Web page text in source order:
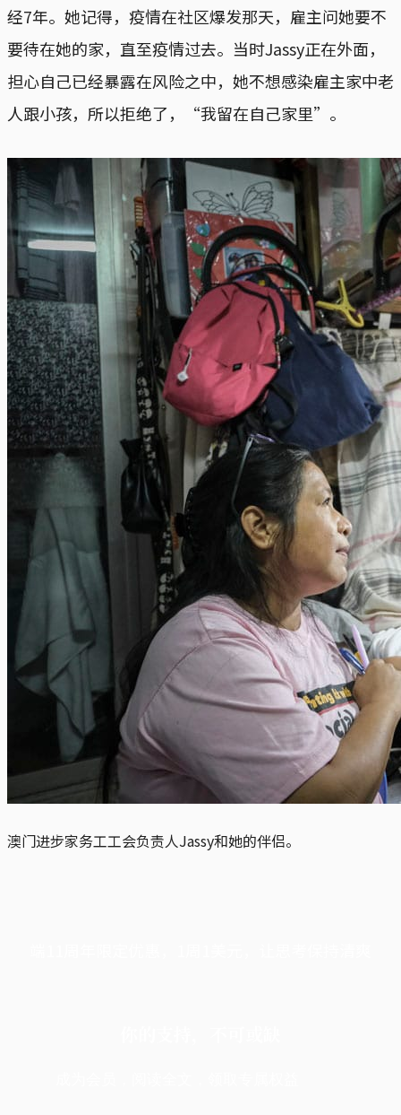
经7年。她记得，疫情在社区爆发那天，雇主问她要不
要待在她的家，直至疫情过去。当时Jassy正在外面，
担心自己已经暴露在风险之中，她不想感染雇主家中老
人跟小孩，所以拒绝了，“我留在自己家里”。
澳门进步家务工工会负责人Jassy和她的伴侣。